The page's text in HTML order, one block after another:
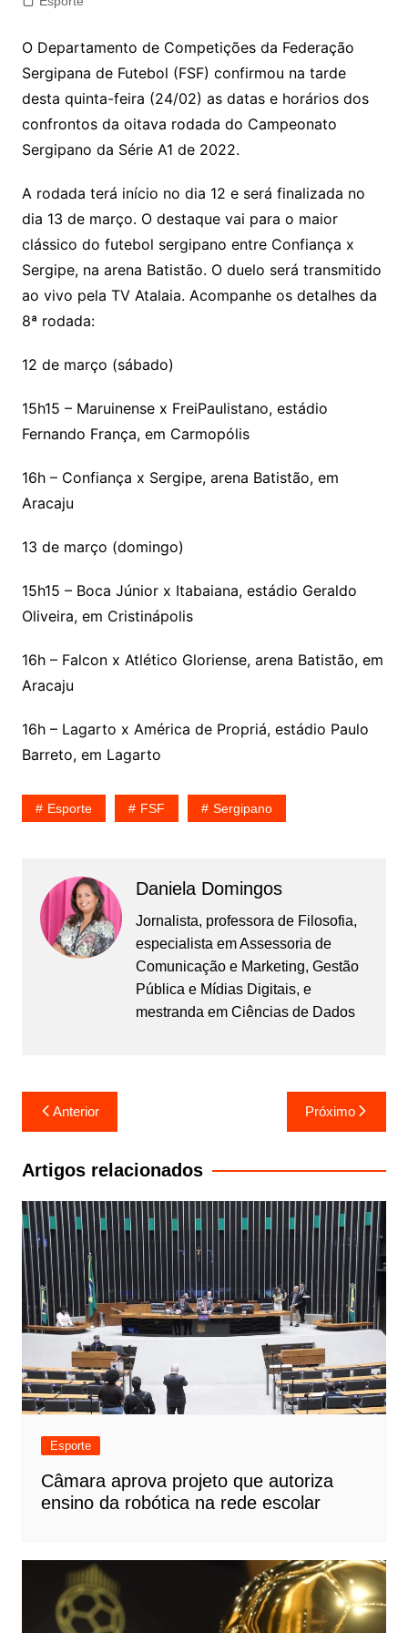
O Departamento de Competições da Federação
Sergipana de Futebol (FSF) confirmou na tarde
desta quinta-feira (24/02) as datas e horários dos
confrontos da oitava rodada do Campeonato
Sergipano da Série A1 de 2022.
A rodada terá início no dia 12 e será finalizada no
dia 13 de março. O destaque vai para o maior
clássico do futebol sergipano entre Confiança x
Sergipe, na arena Batistão. O duelo será transmitido
ao vivo pela TV Atalaia. Acompanhe os detalhes da
8ª rodada:
12 de março (sábado)
15h15 – Maruinense x FreiPaulistano, estádio
Fernando França, em Carmopólis
16h – Confiança x Sergipe, arena Batistão, em
Aracaju
13 de março (domingo)
15h15 – Boca Júnior x Itabaiana, estádio Geraldo
Oliveira, em Cristinápolis
16h – Falcon x Atlético Gloriense, arena Batistão, em
Aracaju
16h – Lagarto x América de Propriá, estádio Paulo
Barreto, em Lagarto
Esporte FSF Sergipano
Daniela Domingos
Jornalista, professora de Filosofia,
especialista em Assessoria de
Comunicação e Marketing, Gestão
Pública e Mídias Digitais, e
mestranda em Ciências de Dados
Navegação
de
Post
Anterior Próximo
Artigos relacionados
Esporte
Câmara aprova projeto que autoriza
ensino da robótica na rede escolar